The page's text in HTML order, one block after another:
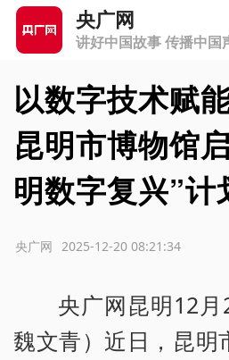
央广网
讲好中国故事 传播中国
以数字技术赋
昆明市博物馆
明数字复兴”计
2025-12-20 08:21:34
央广网
央广网昆明12
魏文青）近日，昆明